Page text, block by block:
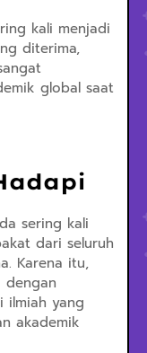
kali menjadi
diterima,
global saat
sering kali
dari seluruh
Karena itu,
dengan
ilmiah yang
akademik